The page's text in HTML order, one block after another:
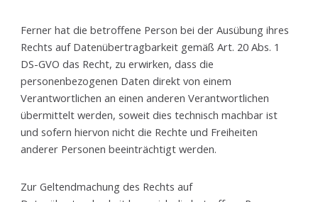
Ferner hat die betroffene Person bei der Ausübung ihres
Rechts auf Datenübertragbarkeit gemäß Art. 20 Abs. 1
DS-GVO das Recht, zu erwirken, dass die
personenbezogenen Daten direkt von einem
Verantwortlichen an einen anderen Verantwortlichen
übermittelt werden, soweit dies technisch machbar ist
und sofern hiervon nicht die Rechte und Freiheiten
anderer Personen beeinträchtigt werden.
Zur Geltendmachung des Rechts auf